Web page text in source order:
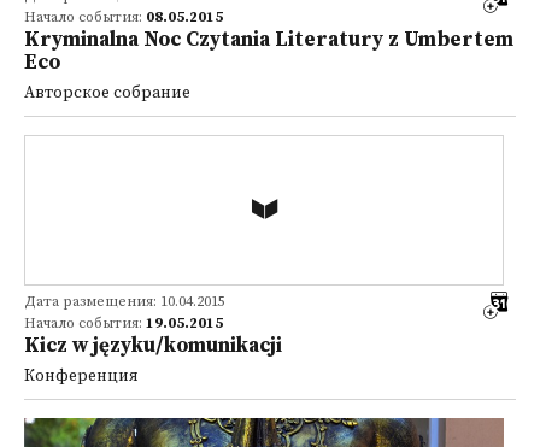
Начало события: 08.05.2015
Kryminalna Noc Czytania Literatury z Umbertem
Eco
Авторское собрание
Дата размещения: 10.04.2015
Начало события: 19.05.2015
Kicz w języku/komunikacji
Конференция